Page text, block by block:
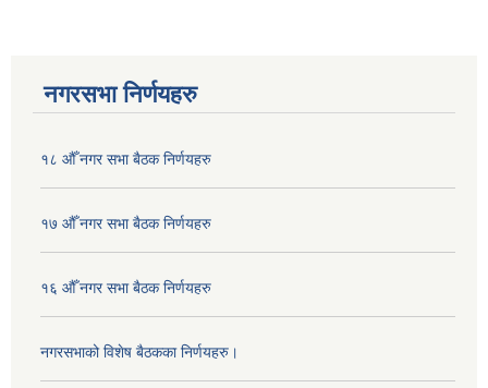
नगरसभा निर्णयहरु
१८ औँ नगर सभा बैठक निर्णयहरु
१७ औँ नगर सभा बैठक निर्णयहरु
१६ औँ नगर सभा बैठक निर्णयहरु
नगरसभाको विशेष बैठकका निर्णयहरु।